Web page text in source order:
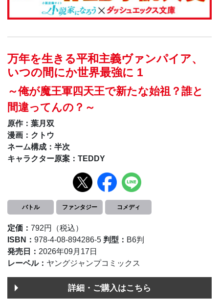
万年を生きる平和主義ヴァンパイア、
いつの間にか世界最強に 1
～俺が魔王軍四天王で新たな始祖？誰と
間違ってんの？～
原作：葉月双
漫画：クトウ
ネーム構成：半次
キャラクター原案：TEDDY
バトル ファンタジー コメディ
定価： 792円（税込）
ISBN： 978-4-08-894286-5 判型： B6判
発売日： 2026年09月17日
レーベル： ヤングジャンプコミックス
詳細・ご購入はこちら